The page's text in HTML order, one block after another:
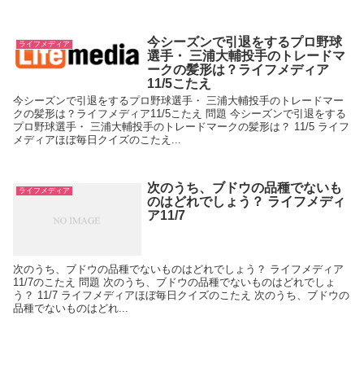
ライフメディア
今シーズンで引退をするプロ野球
選手・ 三浦大輔投手のトレードマ
ークの髪形は？ライフメディア
11/5こたえ
今シーズンで引退をするプロ野球選手・ 三浦大輔投手のトレードマー
クの髪形は？ライフメディア11/5こたえ 問題 今シーズンで引退をする
プロ野球選手・ 三浦大輔投手のトレードマークの髪形は？ 11/5 ライフ
メディアほぼ毎日クイズのこたえ...
ライフメディア
次のうち、ブドウの品種でないも
のはどれでしょう？ ライフメディ
ア11/7
次のうち、ブドウの品種でないものはどれでしょう？ ライフメディア
11/7のこたえ 問題 次のうち、ブドウの品種でないものはどれでしょ
う？ 11/7 ライフメディアほぼ毎日クイズのこたえ 次のうち、ブドウの
品種でないものはどれ...